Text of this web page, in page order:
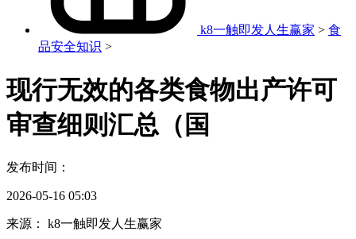
k8一触即发人生赢家 > 食
品安全知识 >
现行无效的各类食物出产许可
审查细则汇总（国
发布时间：
2026-05-16 05:03
来源： k8一触即发人生赢家